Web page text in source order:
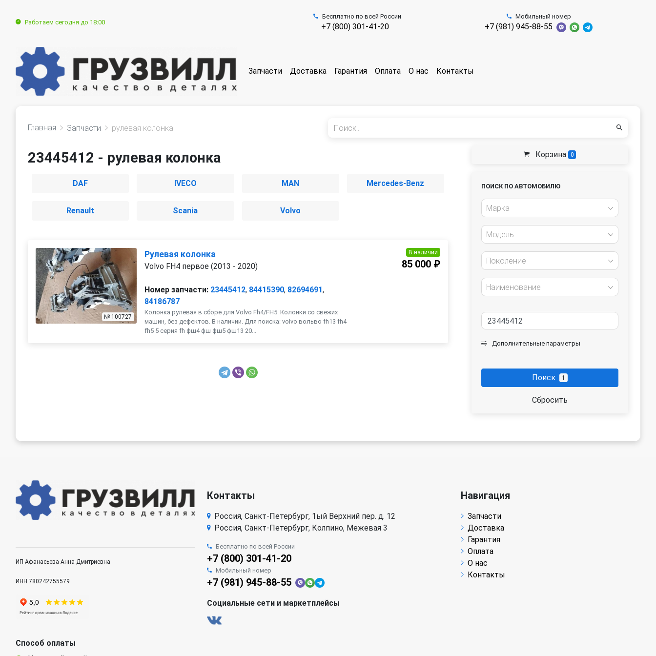
Работаем сегодня до 18:00
Бесплатно по всей России
+7 (800) 301-41-20
Мобильный номер
+7 (981) 945-88-55
Запчасти Доставка Гарантия Оплата О нас Контакты
Главная Запчасти рулевая колонка
23445412 - рулевая колонка
DAF IVECO MAN Mercedes-Benz
Renault Scania Volvo
№ 100727
Рулевая колонка
Volvo FH4 первое (2013 - 2020)
Номер запчасти: 23445412, 84415390, 82694691,
84186787
Колонка рулевая в сборе для Volvo Fh4/FH5. Колонки со свежих
машин, без дефектов. В наличии. Для поиска: volvo вольво fh13 fh4
fh5 5 серия fh фш4 фш фш5 фш13 20...
В наличии
85 000 ₽
Корзина 0
ПОИСК ПО АВТОМОБИЛЮ
Марка
Модель
Поколение
Наименование
Дополнительные параметры
Поиск 1
Сбросить
ИП Афанасьева Анна Дмитриевна
ИНН 780242755579
Способ оплаты
Контакты
Россия, Санкт-Петербург, 1ый Верхний пер. д. 12
Россия, Санкт-Петербург, Колпино, Межевая 3
Бесплатно по всей России
+7 (800) 301-41-20
Мобильный номер
+7 (981) 945-88-55
Социальные сети и маркетплейсы
Навигация
Запчасти
Доставка
Гарантия
Оплата
О нас
Контакты